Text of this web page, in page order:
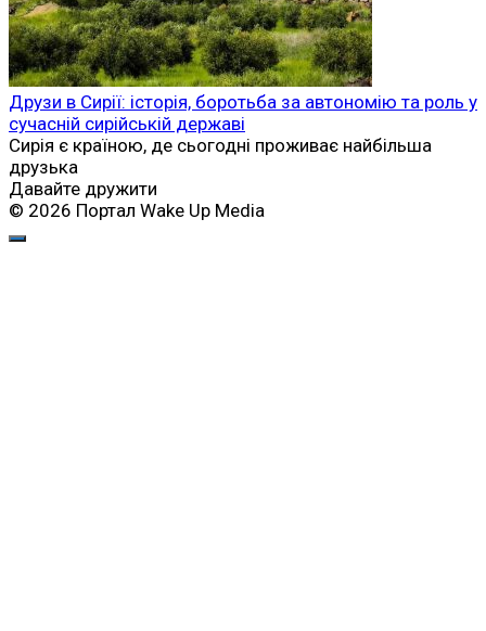
Друзи в Сирії: історія, боротьба за автономію та роль у
сучасній сирійській державі
Сирія є країною, де сьогодні проживає найбільша
друзька
Давайте дружити
© 2026 Портал Wake Up Media